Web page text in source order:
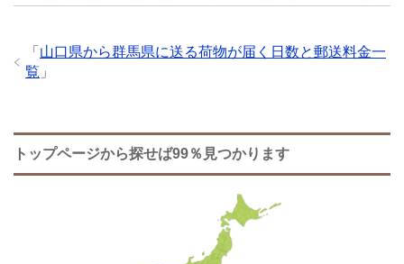
「 山口県から群馬県に送る荷物が届く日数と郵送料金一
覧 」
トップページから探せば99％見つかります